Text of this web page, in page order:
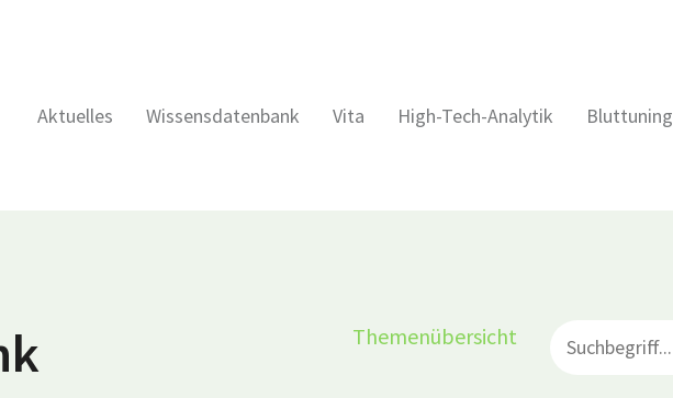
Aktuelles Wissensdatenbank Vita High-Tech-Analytik Bluttuning
Themenübersicht